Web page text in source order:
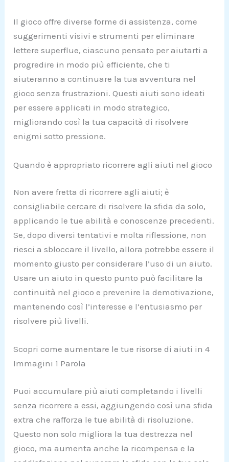
Il gioco offre diverse forme di assistenza, come
suggerimenti visivi e strumenti per eliminare
lettere superflue, ciascuno pensato per aiutarti a
progredire in modo più efficiente, che ti
aiuteranno a continuare la tua avventura nel
gioco senza frustrazioni. Questi aiuti sono ideati
per essere applicati in modo strategico,
migliorando così la tua capacità di risolvere
enigmi sotto pressione.
Quando è appropriato ricorrere agli aiuti nel gioco
Non avere fretta di ricorrere agli aiuti; è
consigliabile cercare di risolvere la sfida da solo,
applicando le tue abilità e conoscenze precedenti.
Se, dopo diversi tentativi e molta riflessione, non
riesci a sbloccare il livello, allora potrebbe essere il
momento giusto per considerare l’uso di un aiuto.
Usare un aiuto in questo punto può facilitare la
continuità nel gioco e prevenire la demotivazione,
mantenendo così l’interesse e l’entusiasmo per
risolvere più livelli.
Scopri come aumentare le tue risorse di aiuti in 4
Immagini 1 Parola
Puoi accumulare più aiuti completando i livelli
senza ricorrere a essi, aggiungendo così una sfida
extra che rafforza le tue abilità di risoluzione.
Questo non solo migliora la tua destrezza nel
gioco, ma aumenta anche la ricompensa e la